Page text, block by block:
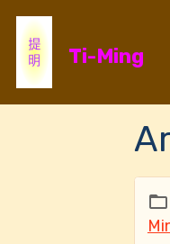
Ti-Ming